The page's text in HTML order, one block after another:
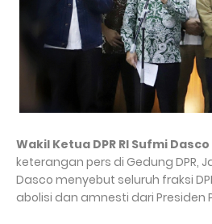
Wakil Ketua DPR RI Sufmi
keterangan pers di Gedung DPR,
Dasco menyebut seluruh fraksi
abolisi dan amnesti dari Presiden